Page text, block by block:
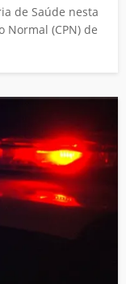
de Saúde nesta
Normal (CPN) de